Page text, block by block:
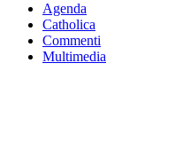
Agenda
Catholica
Commenti
Multimedia